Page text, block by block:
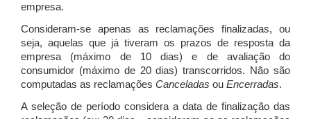
empresa.
Consideram-se apenas as reclamações finalizadas, ou
seja, aquelas que já tiveram os prazos de resposta da
empresa (máximo de 10 dias) e de avaliação do
consumidor (máximo de 20 dias) transcorridos. Não são
computadas as reclamações Canceladas ou Encerradas.
A seleção de período considera a data de finalização das